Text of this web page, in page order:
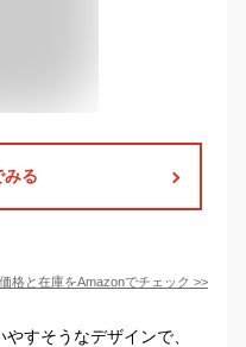
みる
価格と在庫をAmazonでチェック >>
すそうなデザインで、